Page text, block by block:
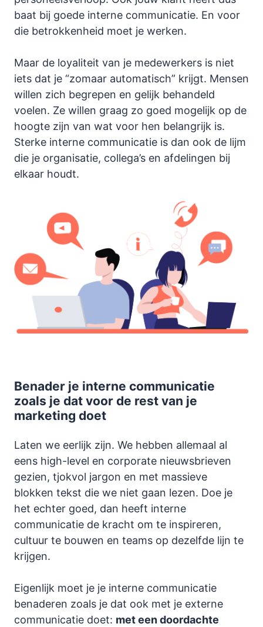
baat bij goede interne communicatie. En voor
die betrokkenheid moet je werken.
Maar de loyaliteit van je medewerkers is niet
iets dat je “zomaar automatisch” krijgt. Mensen
willen zich begrepen en gelijk behandeld
voelen. Ze willen graag zo goed mogelijk op de
hoogte zijn van wat voor hen belangrijk is.
Sterke interne communicatie is dan ook de lijm
die je organisatie, collega’s en afdelingen bij
elkaar houdt.
Benader je interne communicatie
zoals je dat voor de rest van je
marketing doet
Laten we eerlijk zijn. We hebben allemaal al
eens high-level en corporate nieuwsbrieven
gezien, tjokvol jargon en met massieve
blokken tekst die we niet gaan lezen. Doe je
het echter goed, dan heeft interne
communicatie de kracht om te inspireren,
cultuur te bouwen en teams op dezelfde lijn te
krijgen.
Eigenlijk moet je je interne communicatie
benaderen zoals je dat ook met je externe
communicatie doet: met een doordachte